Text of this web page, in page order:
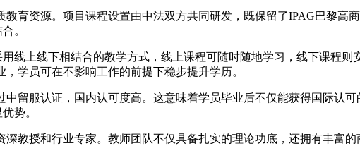
育资源。项目课程设置由中法双方共同研发，既保留了IPAG巴黎高
。
线上线下相结合的教学方式，线上课程可随时随地学习，线下课程
学员可在不影响工作的前提下稳步提升学历。
中留服认证，国内认可度高。这意味着学员毕业后不仅能获得国际认
势。
教授和行业专家。教师团队不仅具备扎实的理论功底，还拥有丰富